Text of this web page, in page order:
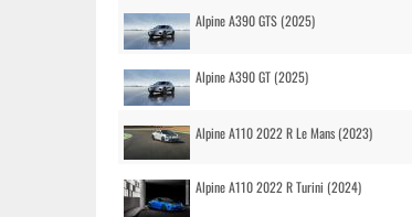
Alpine A390 GTS (2025)
Alpine A390 GT (2025)
Alpine A110 2022 R Le Mans (2023)
Alpine A110 2022 R Turini (2024)